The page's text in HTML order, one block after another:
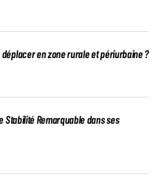
en zone rurale et périurbaine ?
Stabilité Remarquable dans ses